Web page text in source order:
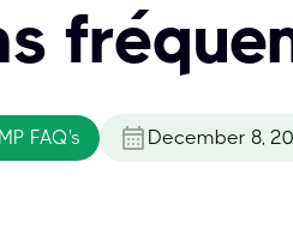
FAQ's December 8,